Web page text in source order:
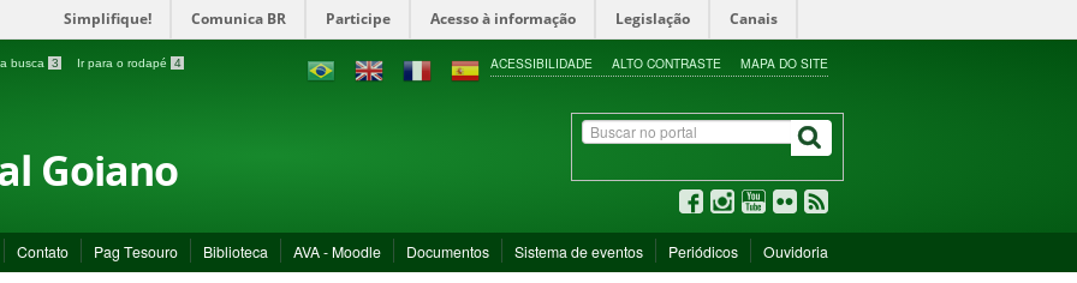
Simplifique! Comunica BR Participe Acesso à informação Legislação Canais
busca 3 Ir para o rodapé 4 ACESSIBILIDADE ALTO CONTRASTE MAPA DO SITE
Goiano
Contato Pag Tesouro Biblioteca AVA - Moodle Documentos Sistema de eventos Periódicos Ouvidoria